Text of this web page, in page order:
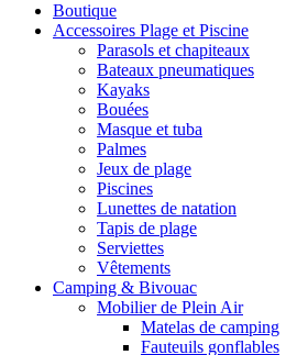
Boutique
Accessoires Plage et Piscine
Parasols et chapiteaux
Bateaux pneumatiques
Kayaks
Bouées
Masque et tuba
Palmes
Jeux de plage
Piscines
Lunettes de natation
Tapis de plage
Serviettes
Vêtements
Camping & Bivouac
Mobilier de Plein Air
Matelas de camping
Fauteuils gonflables